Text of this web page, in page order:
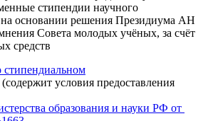
стипендии научного
основании решения Президиума АН
Совета молодых учёных, за счёт
средств
(содержит условия предоставления
образования и науки РФ от